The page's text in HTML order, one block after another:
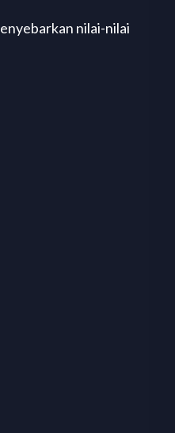
nilai-nilai